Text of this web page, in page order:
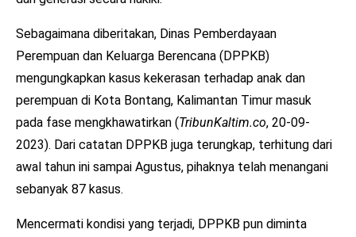
Sebagaimana diberitakan, Dinas Pemberdayaan
Perempuan dan Keluarga Berencana (DPPKB)
mengungkapkan kasus kekerasan terhadap anak dan
perempuan di Kota Bontang, Kalimantan Timur masuk
pada fase mengkhawatirkan (TribunKaltim.co, 20-09-
2023). Dari catatan DPPKB juga terungkap, terhitung dari
awal tahun ini sampai Agustus, pihaknya telah menangani
sebanyak 87 kasus.
Mencermati kondisi yang terjadi, DPPKB pun diminta